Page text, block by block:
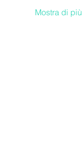
Mostra di più